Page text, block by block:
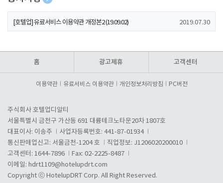
[호텔업] 개인정보 처리방침 개정본1 (19.09.02)
[호텔업] 유료서비스 이용약관 개정본2 (19.09.02) 2019.07.30
홈 광고제휴 고객센터
이용약관 유료서비스 이용약관 개인정보처리방침 PC버전
주식회사 호텔업디알티
서울특별시 금천구 가산동 691 대륭테크노타운20차 1807호
대표이사: 이송주
사업자등록번호: 441-87-01934
통신판매업신고: 서울금천-1204 호
직업정보: J1206020200010
고객센터: 1644-7896
Fax: 02-2225-8487
이메일: hdrt1109@hotelupdrt.com
Copyright ⓒ HotelupDRT Corp. All Right Reserved.